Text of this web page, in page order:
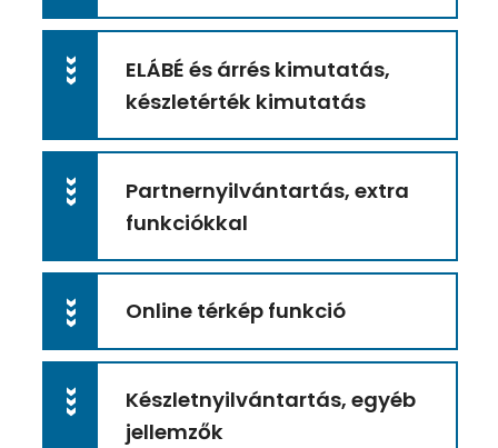
>>>
ELÁBÉ és árrés kimutatás,
készletérték kimutatás
>>>
Partnernyilvántartás, extra
funkciókkal
>>> Online térkép funkció
>>>
Készletnyilvántartás, egyéb
jellemzők